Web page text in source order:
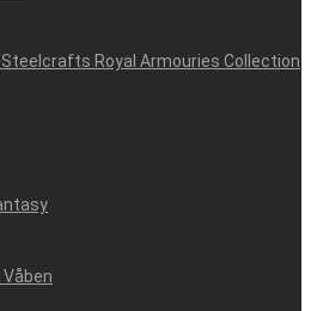
Royal Armouries Collection